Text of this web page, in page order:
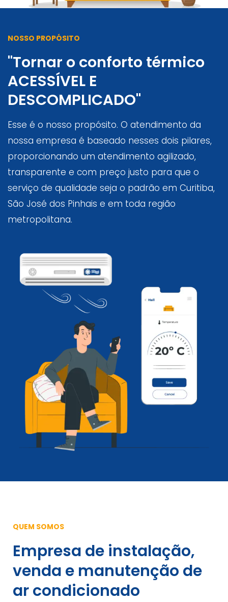
NOSSO PROPÓSITO
"Tornar o conforto térmico
ACESSÍVEL E
DESCOMPLICADO"
Esse é o nosso propósito. O atendimento da
nossa empresa é baseado nesses dois pilares,
proporcionando um atendimento agilizado,
transparente e com preço justo para que o
serviço de qualidade seja o padrão em Curitiba,
São José dos Pinhais e em toda região
metropolitana.
QUEM SOMOS
Empresa de instalação,
venda e manutenção de
ar condicionado